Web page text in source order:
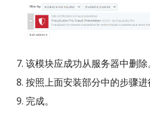
该模块应成功从服务器中删除。
按照上面安装部分中的步骤进
完成。